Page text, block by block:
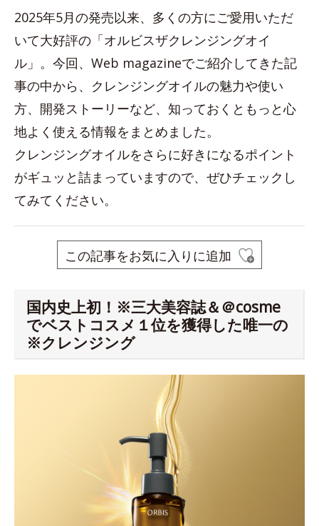
2025年5月の発売以来、多くの方にご愛用いただ
いて大好評の「オルビスザクレンジングオイ
ル」。今回、Web magazineでご紹介してきた記
事の中から、クレンジングオイルの魅力や使い
方、開発ストーリーなど、知っておくともっと心
地よく使える情報をまとめました。
クレンジングオイルをさらに好きになるポイント
がギュッと詰まっていますので、ぜひチェックし
てみてください。
この記事をお気に入りに追加
国内史上初！※三大美容誌＆＠cosme
でベストコスメ１位を獲得した唯一の
※クレンジング